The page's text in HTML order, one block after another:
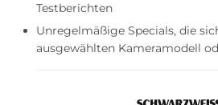
Testberichten
Unregelmäßige Specials, die
ausgewählten Kameramodell